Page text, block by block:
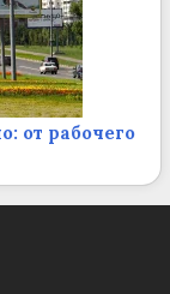
от рабочего